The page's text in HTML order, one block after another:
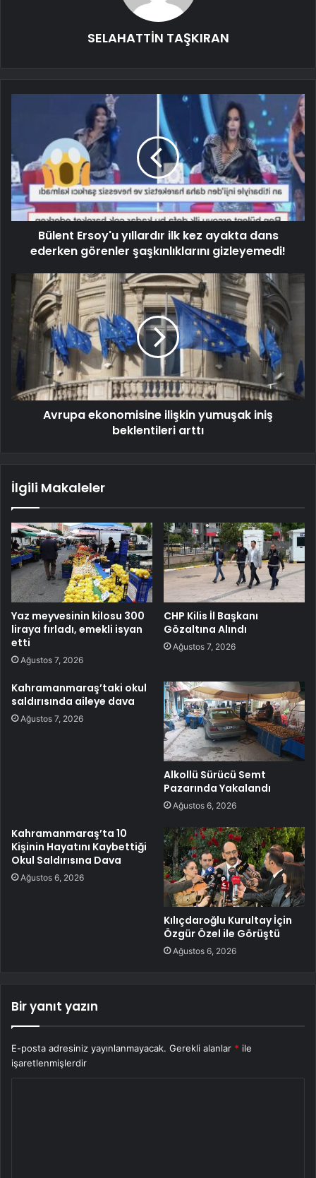
SELAHATTİN TAŞKIRAN
Bülent Ersoy'u yıllardır ilk kez ayakta dans
ederken görenler şaşkınlıklarını gizleyemedi!
Avrupa ekonomisine ilişkin yumuşak iniş
beklentileri arttı
İlgili Makaleler
Yaz meyvesinin kilosu 300
liraya fırladı, emekli isyan
etti
Ağustos 7, 2026
CHP Kilis İl Başkanı
Gözaltına Alındı
Ağustos 7, 2026
Kahramanmaraş’taki okul
saldırısında aileye dava
Ağustos 7, 2026
Alkollü Sürücü Semt
Pazarında Yakalandı
Ağustos 6, 2026
Kahramanmaraş’ta 10
Kişinin Hayatını Kaybettiği
Okul Saldırısına Dava
Ağustos 6, 2026
Kılıçdaroğlu Kurultay İçin
Özgür Özel ile Görüştü
Ağustos 6, 2026
Bir yanıt yazın
E-posta adresiniz yayınlanmayacak. Gerekli alanlar * ile
işaretlenmişlerdir